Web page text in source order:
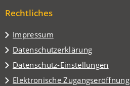
Tab)
neuen
Rechtliches
Impressum
Datenschutzerklärung
Datenschutz-Einstellungen
Elektronische Zugangseröffnung